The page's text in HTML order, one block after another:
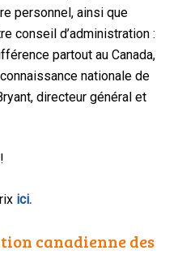
personnel, ainsi que
conseil d’administration :
partout au Canada,
nationale de
directeur général et
ici.
canadienne des